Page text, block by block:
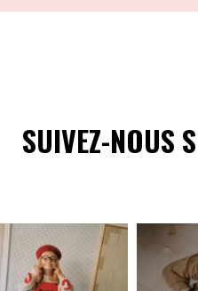
SUIVEZ-NOUS